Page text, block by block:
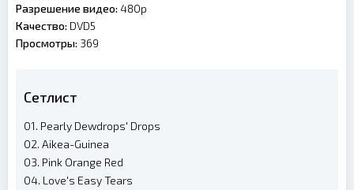
Разрешение видео: 480p
Качество: DVD5
Просмотры: 369
Сетлист
01. Pearly Dewdrops' Drops
02. Aikea-Guinea
03. Pink Orange Red
04. Love's Easy Tears